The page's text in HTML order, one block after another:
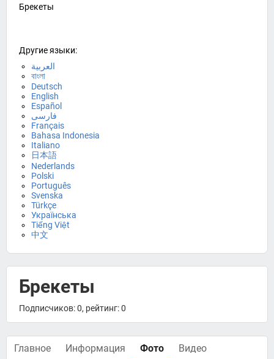
Брекеты
Другие языки:
العربية
বাংলা
Deutsch
English
Español
فارسی
Français
Bahasa Indonesia
Italiano
日本語
Nederlands
Polski
Português
Svenska
Türkçe
Українська
Tiếng Việt
中文
Брекеты
Подписчиков: 0, рейтинг: 0
Главное Информация Фото Видео